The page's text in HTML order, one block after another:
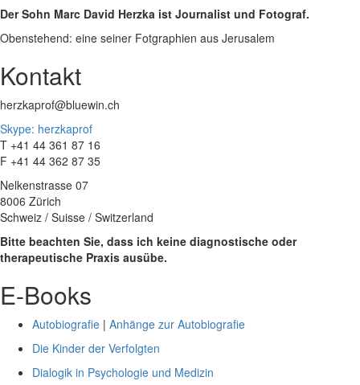
Der Sohn Marc David Herzka ist Journalist und Fotograf.
Obenstehend: eine seiner Fotgraphien aus Jerusalem
Kontakt
herzkaprof@bluewin.ch
Skype: herzkaprof
T +41 44 361 87 16
F +41 44 362 87 35
Nelkenstrasse 07
8006 Zürich
Schweiz / Suisse / Switzerland
Bitte beachten Sie, dass ich keine diagnostische oder
therapeutische Praxis ausübe.
E-Books
Autobiografie | Anhänge zur Autobiografie
Die Kinder der Verfolgten
Dialogik in Psychologie und Medizin